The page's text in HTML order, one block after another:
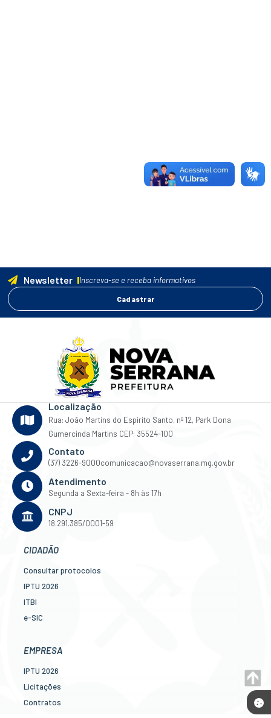
Newsletter Inscreva-se e receba informativos
Cadastrar
Localização
Rua: João Martins do Espirito Santo, nº 12, Park Dona
Gumercinda Martins CEP: 35524-100
Contato
(37) 3226-9000comunicacao@novaserrana.mg.gov.br
Atendimento
Segunda a Sexta-feira - 8h às 17h
CNPJ
18.291.385/0001-59
CIDADÃO
Consultar protocolos
IPTU 2026
ITBI
e-SIC
Legislação
EMPRESA
IPTU 2026
Licitações
Contratos